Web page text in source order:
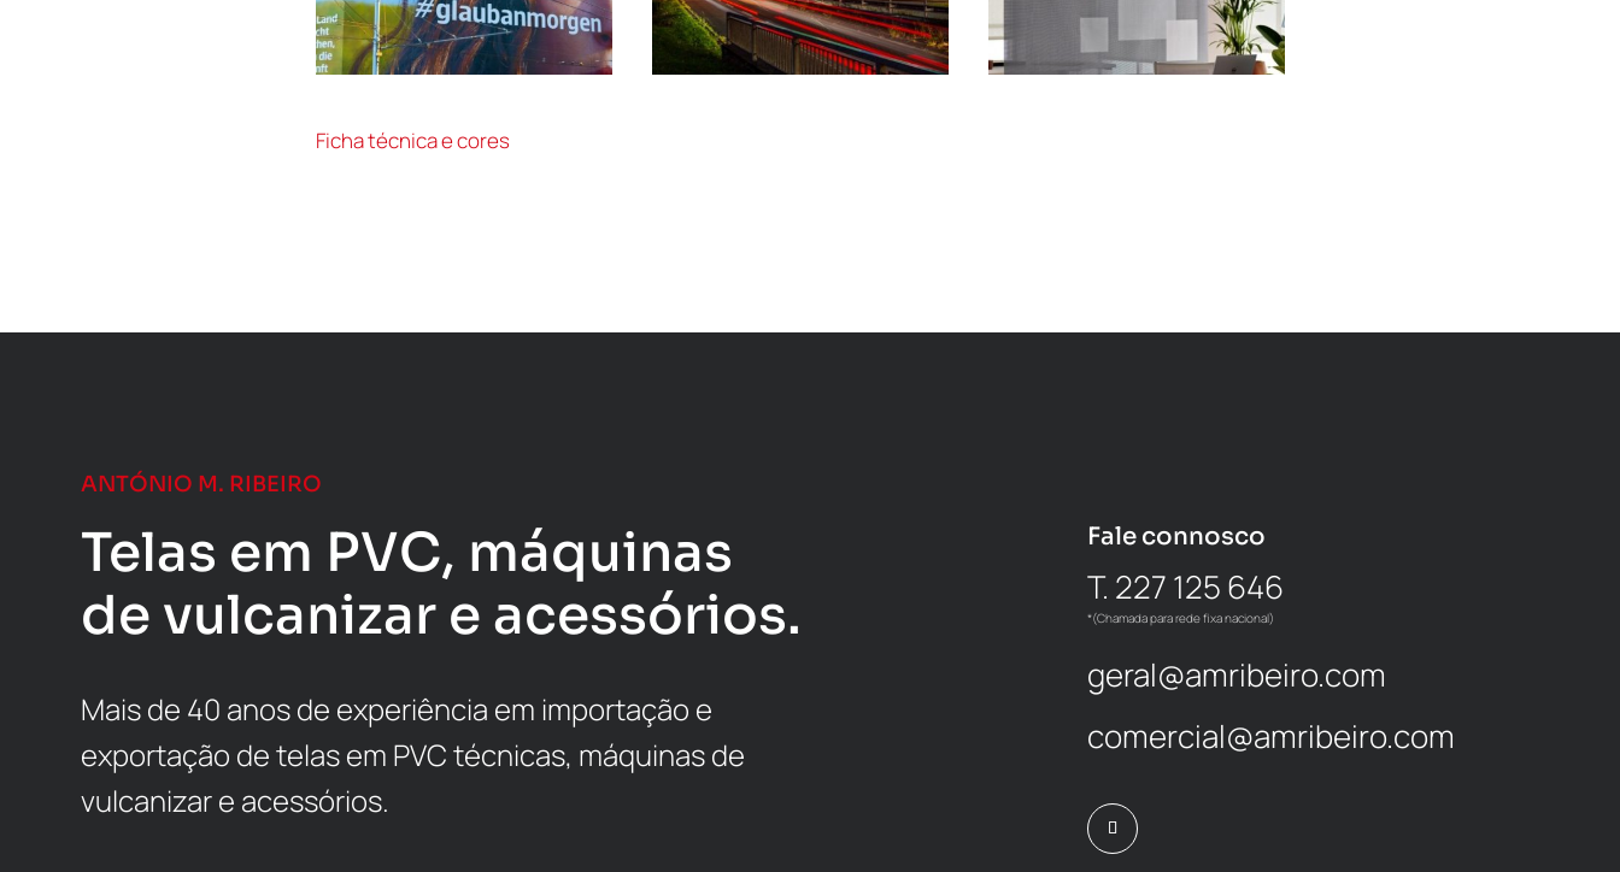
Ficha técnica e cores
ANTÓNIO M. RIBEIRO
Telas em PVC, máquinas
de vulcanizar e acessórios.
Mais de 40 anos de experiência em importação e
exportação de telas em PVC técnicas, máquinas de
vulcanizar e acessórios.
Fale connosco
T. 227 125 646
*(Chamada para rede fixa nacional)
geral@amribeiro.com
comercial@amribeiro.com